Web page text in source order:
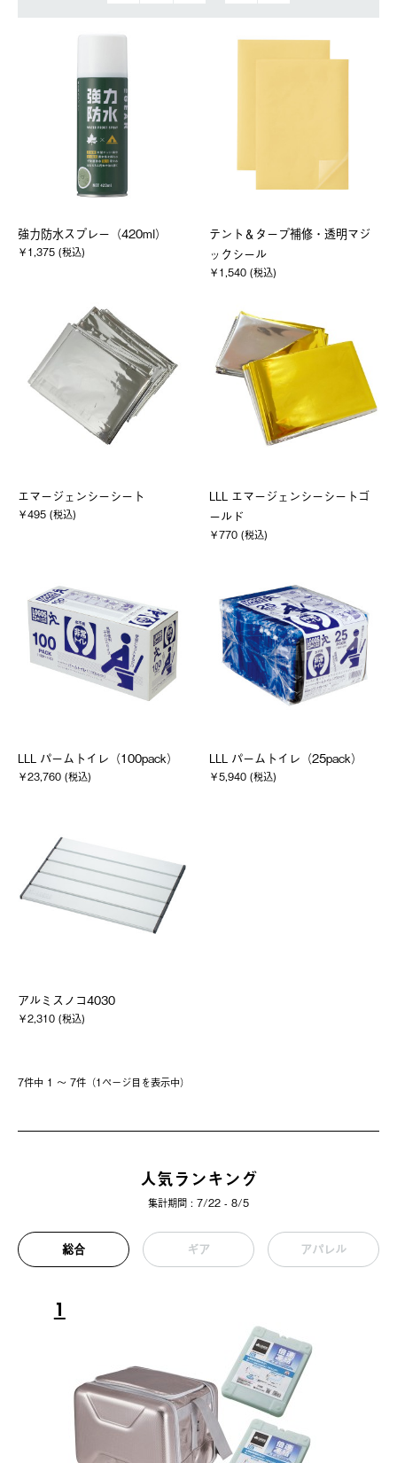
強力防水スプレー（420ml）
￥1,375 (税込)
テント＆タープ補修・透明マジ
ックシール
￥1,540 (税込)
エマージェンシーシート
￥495 (税込)
LLL エマージェンシーシートゴ
ールド
￥770 (税込)
LLL パームトイレ（100pack）
￥23,760 (税込)
LLL パームトイレ（25pack）
￥5,940 (税込)
アルミスノコ4030
￥2,310 (税込)
7件中 1 〜 7件（1ページ⽬を表⽰中）
人気ランキング
集計期間 : 7/22 - 8/5
総合 ギア アパレル
1